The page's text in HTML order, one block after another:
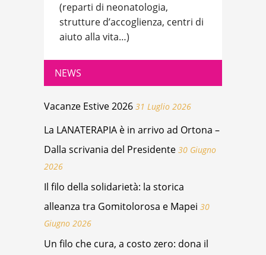
(reparti di neonatologia,
strutture d’accoglienza, centri di
aiuto alla vita…)
NEWS
Vacanze Estive 2026 31 Luglio 2026
La LANATERAPIA è in arrivo ad Ortona –
Dalla scrivania del Presidente 30 Giugno
2026
Il filo della solidarietà: la storica
alleanza tra Gomitolorosa e Mapei 30
Giugno 2026
Un filo che cura, a costo zero: dona il